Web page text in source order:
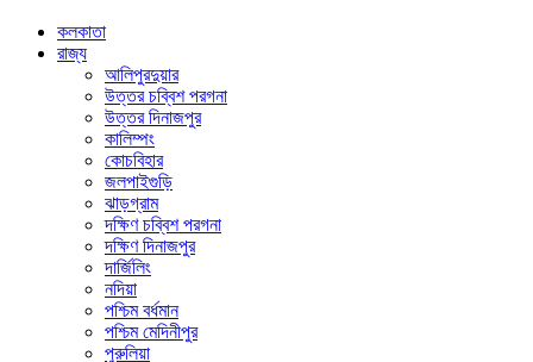
কলকাতা
রাজ্য
আলিপুরদুয়ার
উত্তর চব্বিশ পরগনা
উত্তর দিনাজপুর
কালিম্পং
কোচবিহার
জলপাইগুড়ি
ঝাড়গ্রাম
দক্ষিণ চব্বিশ পরগনা
দক্ষিণ দিনাজপুর
দার্জিলিং
নদিয়া
পশ্চিম বর্ধমান
পশ্চিম মেদিনীপুর
পুরুলিয়া